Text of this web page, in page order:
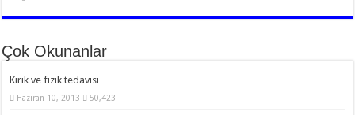
Çok Okunanlar
Kırık ve fizik tedavisi
Haziran 10, 2013 50,423